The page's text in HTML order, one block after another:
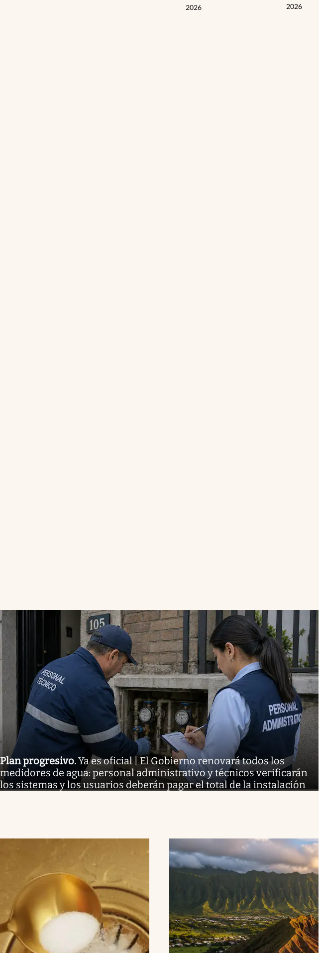
2026
2026
Plan progresivo.Ya es oficial | El Gobierno renovará todos los
medidores de agua: personal administrativo y técnicos verificarán
los sistemas y los usuarios deberán pagar el total de la instalación